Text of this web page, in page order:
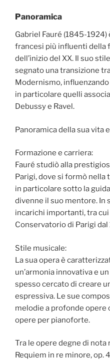
Panoramica
Gabriel Fauré (1845-
francesi più influenti della
dell’inizio del XX. Il suo
segnato una transizione
Modernismo,
in particolare quelli
Debussy e Ravel.
Panoramica della sua vita
Formazione e carriera:
Fauré studiò alla
Parigi, dove si formò nella
in particolare sotto la
divenne il suo mentore. In
incarichi importanti, tra
Conservatorio di Parigi dal
Stile musicale:
La sua opera è
un’armonia innovativa e
spesso cercato di creare
espressiva. Le sue
melodie a profonde opere
opere per pianoforte.
Tra le opere degne di nota
Requiem in re minore, op.